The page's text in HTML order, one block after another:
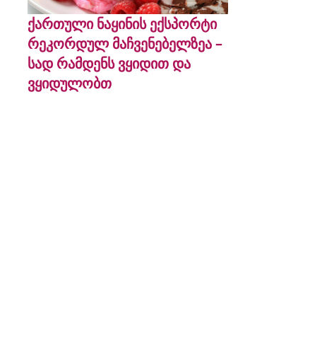
ქართული ნაყინის ექსპორტი
რეკორდულ მაჩვენებელზეა –
სად რამდენს ვყიდით და
ვყიდულობთ